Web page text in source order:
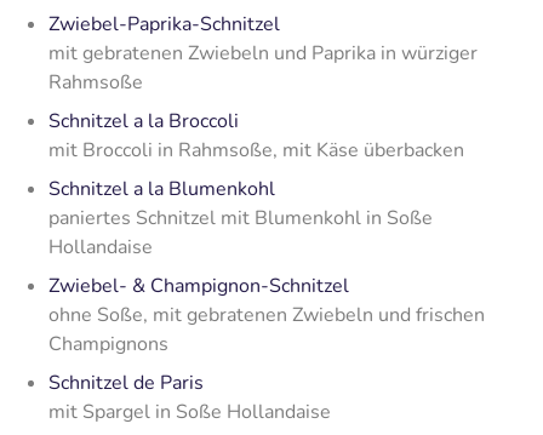
Zwiebel-Paprika-Schnitzel
mit gebratenen Zwiebeln und Paprika in würziger
Rahmsoße
Schnitzel a la Broccoli
mit Broccoli in Rahmsoße, mit Käse überbacken
Schnitzel a la Blumenkohl
paniertes Schnitzel mit Blumenkohl in Soße
Hollandaise
Zwiebel- & Champignon-Schnitzel
ohne Soße, mit gebratenen Zwiebeln und frischen
Champignons
Schnitzel de Paris
mit Spargel in Soße Hollandaise